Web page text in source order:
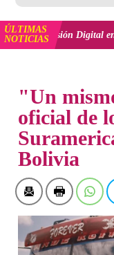
ÚLTIMAS
NOTICIAS
inclusión Digital en Bolivia
"Un
oficial de
Bolivia